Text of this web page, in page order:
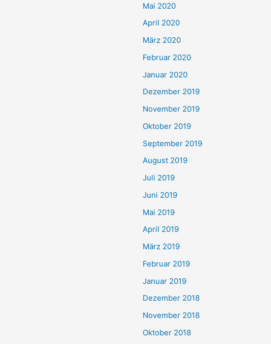
Mai 2020
April 2020
März 2020
Februar 2020
Januar 2020
Dezember 2019
November 2019
Oktober 2019
September 2019
August 2019
Juli 2019
Juni 2019
Mai 2019
April 2019
März 2019
Februar 2019
Januar 2019
Dezember 2018
November 2018
Oktober 2018